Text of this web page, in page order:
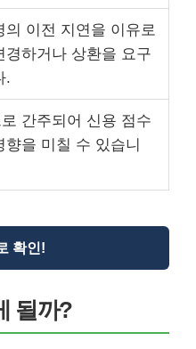
의 이전 지연을 이유로
경하거나 상환을 요구
.
간주되어 신용 점수
향을 미칠 수 있습니
확인!
될까?